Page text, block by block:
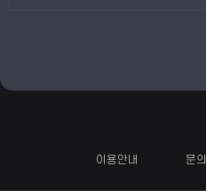
이용안내 문